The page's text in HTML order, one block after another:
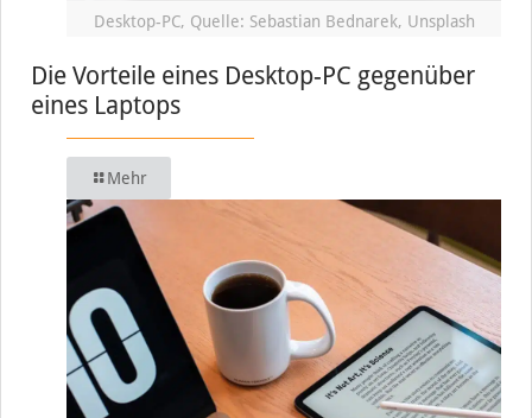
Desktop-PC, Quelle: Sebastian Bednarek, Unsplash
Die Vorteile eines Desktop-PC gegenüber
eines Laptops
Mehr